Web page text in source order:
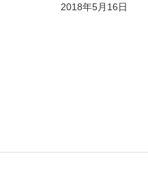
2018年5月16日